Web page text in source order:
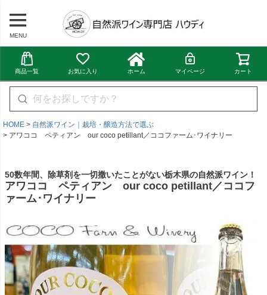
MENU
商品一覧 お気に入り ホーム マイページ カート
HOME
自然派ワイン｜栽培・醸造方法で選ぶ
アワココ ペティアン our coco petillant／ココファーム･ワイナリー
50数年間、除草剤を一切撒いたことがない栃木県の自然派ワイン！
アワココ ペティアン our coco petillant／ココフ
ァーム･ワイナリー